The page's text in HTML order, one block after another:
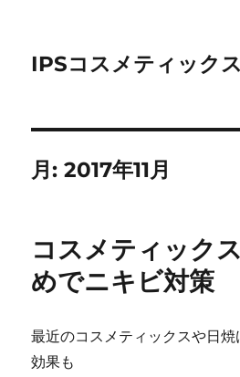
IPSコスメティック
月:2017年11月
コスメティック
めでニキビ対策
最近のコスメティックスや日
効果も